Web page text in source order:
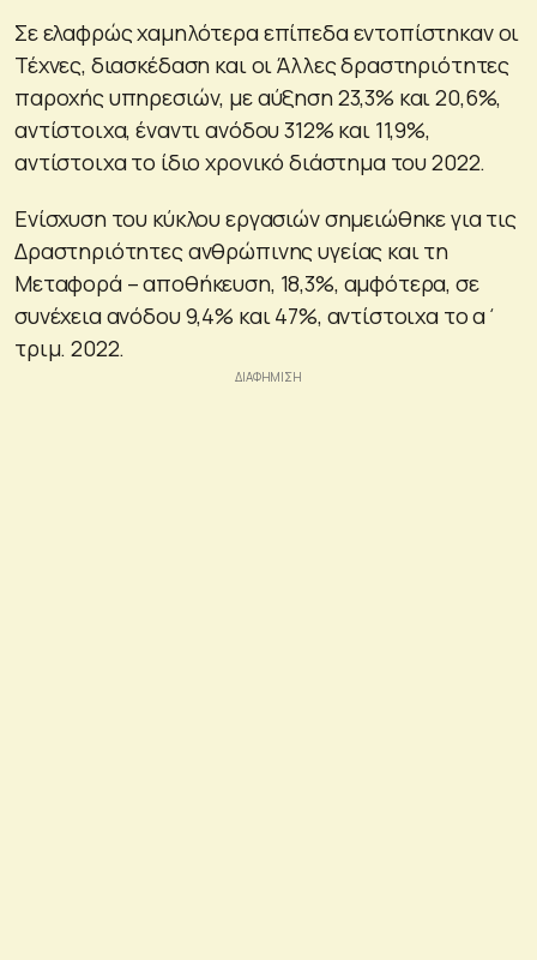
Σε ελαφρώς χαμηλότερα επίπεδα εντοπίστηκαν οι
Τέχνες, διασκέδαση και οι Άλλες δραστηριότητες
παροχής υπηρεσιών, με αύξηση 23,3% και 20,6%,
αντίστοιχα, έναντι ανόδου 312% και 11,9%,
αντίστοιχα το ίδιο χρονικό διάστημα του 2022.
Ενίσχυση του κύκλου εργασιών σημειώθηκε για τις
Δραστηριότητες ανθρώπινης υγείας και τη
Μεταφορά – αποθήκευση, 18,3%, αμφότερα, σε
συνέχεια ανόδου 9,4% και 47%, αντίστοιχα το α΄
τριμ. 2022.